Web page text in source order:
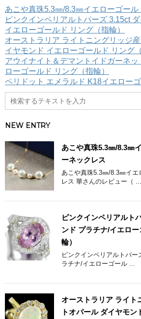
ゴ
リ
ー
あこや真珠5.3㎜/8.3㎜イエローゴール
ピンクインペリアルトパーズ 3.15ct
イエローゴールド リング（指輪）
オーストラリア ライトニングリッジ
イヤモンド イエローゴールド リング（
アウイナイト＆デマントイドガーネ
ローゴールド リング（指輪）
ペリドット エメラルド K18イエロー
NEW ENTRY
あこや真珠5.3㎜/8.3㎜
ーネックレス
あこや真珠5.3㎜/8.3㎜イ
レス 華さんのレビュー（ ...
ピンクインペリアルト
ンド プラチナ/イエロ
輪）
ピンクインペリアルトパ
ラチナ/イエローゴール ...
オーストラリア ライト
トオパール ダイヤモン